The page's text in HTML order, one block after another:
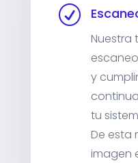
R
Nuestra
y
tu
De esta
imagen